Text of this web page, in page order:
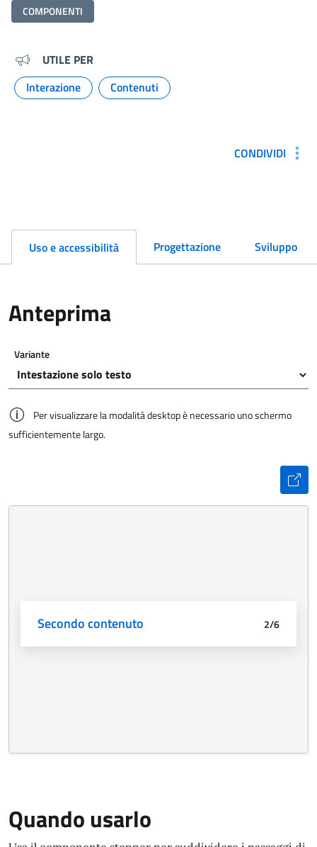
COMPONENTI
Metadati e link per
UTILE PER
Argomento:
Interazione
Argomento:
Contenuti
CONDIVIDI
Uso e accessibilità Progettazione Sviluppo
Anteprima
Variante
Per visualizzare la modalità desktop è necessario uno schermo
sufficientemente largo.
Quando usarlo